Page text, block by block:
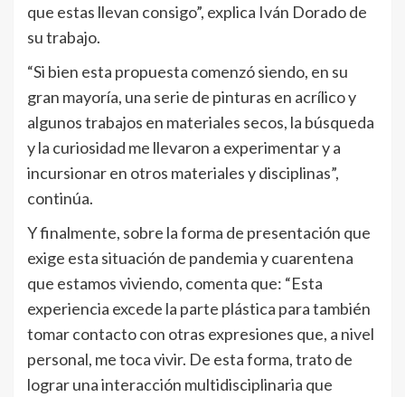
que estas llevan consigo”, explica Iván Dorado de
su trabajo.
“Si bien esta propuesta comenzó siendo, en su
gran mayoría, una serie de pinturas en acrílico y
algunos trabajos en materiales secos, la búsqueda
y la curiosidad me llevaron a experimentar y a
incursionar en otros materiales y disciplinas”,
continúa.
Y finalmente, sobre la forma de presentación que
exige esta situación de pandemia y cuarentena
que estamos viviendo, comenta que: “Esta
experiencia excede la parte plástica para también
tomar contacto con otras expresiones que, a nivel
personal, me toca vivir. De esta forma, trato de
lograr una interacción multidisciplinaria que